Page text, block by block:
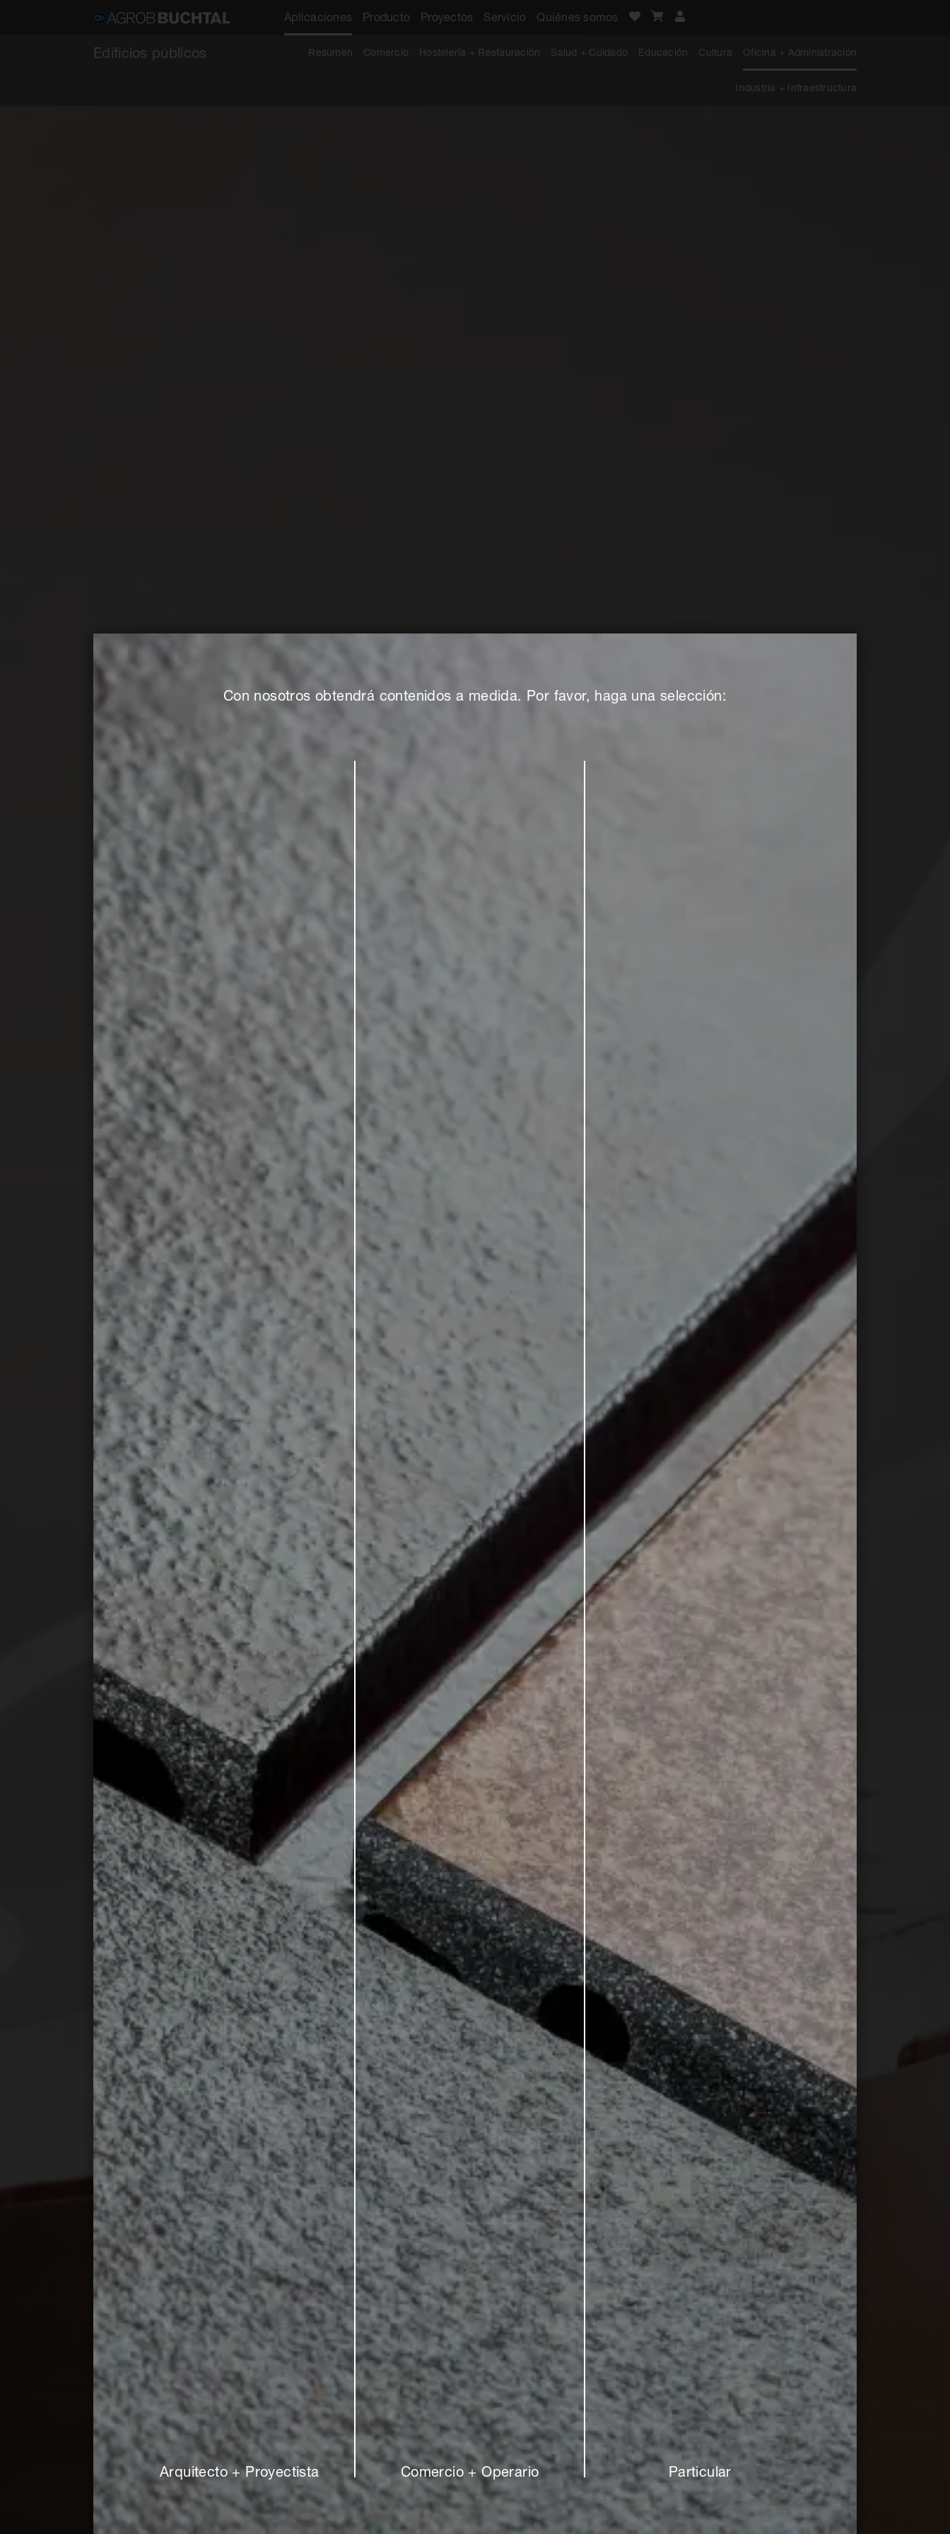
Aplicaciones Producto Proyectos Servicio Quiénes somos
Edificios públicos Resumen Comercio Hostelería + Restauración Salud + Cuidado Educación Cultura Oficina + Administración
Industria + Infraestructura
Con nosotros obtendrá contenidos a medida. Por favor, haga una selección:
Arquitecto + Proyectista Comercio + Operario Particular
OFICINA + ADMINISTRACIÓN
Espacio para grandes ideas.